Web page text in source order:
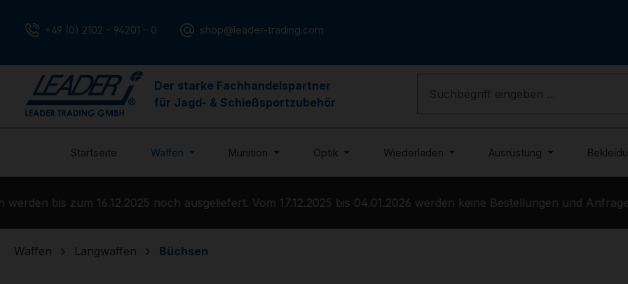
+49 (0) 2102 – 94201 – 0 shop@leader-trading.com
Der starke Fachhandelspartner
für Jagd- & Schießsportzubehör
Startseite Waffen Munition Optik Wiederladen Ausrüstung
bis zum 16.12.2025 noch ausgeliefert. Vom 17.12.2025 bis 04.01.2026 werden keine Bestellungen und
Waffen Langwaffen Büchsen